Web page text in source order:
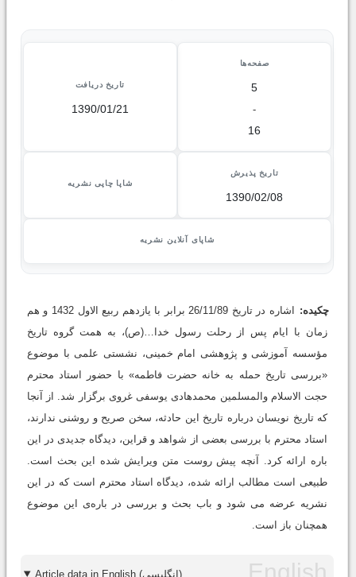
صفحه‌ها
5
-
16
تاریخ دریافت
1390/01/21
تاریخ پذیرش
1390/02/08
شاپا چاپی نشریه
شاپای آنلاین نشریه
چکیده:
اشاره در تاریخ 26/11/89 برابر با یازدهم ربیع الاول 1432 و هم
زمان با ایام پس از رحلت رسول خدا…(ص)، به همت گروه تاریخ
مؤسسه آموزشی و پژوهشی امام خمینی، نشستی علمی با موضوع
«بررسی تاریخ حمله به خانه حضرت فاطمه» با حضور استاد محترم
حجت الاسلام والمسلمین محمدهادی یوسفی غروی برگزار شد. از آنجا
که تاریخ نویسان درباره تاریخ این حادثه، سخن صریح و روشنی ندارند،
استاد محترم با بررسی بعضی از شواهد و قراین، دیدگاه جدیدی در این
باره ارائه کرد. آنچه پیش روست متن ویرایش شده این بحث است.
طبیعی است مطالب ارائه شده، دیدگاه استاد محترم است که در این
نشریه عرضه می شود و باب بحث و بررسی در باره‌ی این موضوع
همچنان باز است.
Article data in English (انگلیسی)